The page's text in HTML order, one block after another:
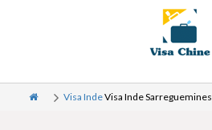
Visa IndeVisa Inde Sarreguemines